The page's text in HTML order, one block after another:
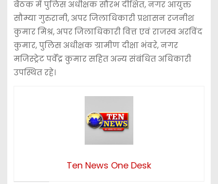
बैठक में पुलिस अधीक्षक सौरभ दीक्षित, नगर आयुक्त
सौम्या गुरुरानी, अपर जिलाधिकारी प्रशासन रजनीश
कुमार मिश्र, अपर जिलाधिकारी वित्त एवं राजस्व अरविंद
कुमार, पुलिस अधीक्षक ग्रामीण दीक्षा भंवरे, नगर
मजिस्ट्रेट पर्वेंद्र कुमार सहित अन्य संबंधित अधिकारी
उपस्थित रहे।
Ten News One Desk